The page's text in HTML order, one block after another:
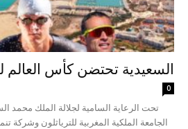
السعيدية تحتضن كأس العالم
0
الجامعة الملكية المغربية للترياثلون